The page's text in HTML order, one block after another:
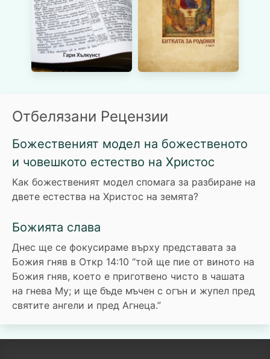
Отбелязани Рецензии
Божественият модел на божественото
и човешкото естество на Христос
Как божественият модел спомага за разбиране на
двете естества на Христос на земята?
Божията слава
Днес ще се фокусираме върху представата за
Божия гняв в Откр 14:10 “той ще пие от виното на
Божия гняв, което е приготвено чисто в чашата
на гнева Му; и ще бъде мъчен с огън и жупел пред
святите ангели и пред Агнеца.”